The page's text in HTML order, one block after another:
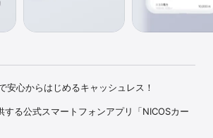
安心からはじめるキャッシュレス！
する公式スマートフォンアプリ「NICOSカー